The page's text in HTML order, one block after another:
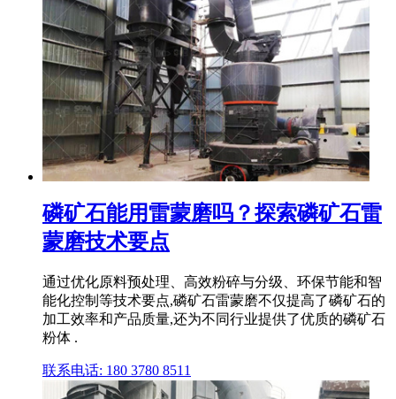
磷矿石能用雷蒙磨吗？探索磷矿石雷
蒙磨技术要点
通过优化原料预处理、高效粉碎与分级、环保节能和智
能化控制等技术要点,磷矿石雷蒙磨不仅提高了磷矿石的
加工效率和产品质量,还为不同行业提供了优质的磷矿石
粉体 .
联系电话: 180 3780 8511